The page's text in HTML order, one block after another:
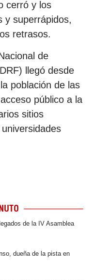
cerró y los
y superrápidos,
retrasos.
de
llegó desde
población de las
público a la
sitios
de la IV Asamblea
dueña de la pista en